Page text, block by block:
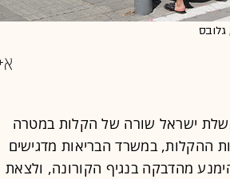
גלובס
ישראל שורה של הקלות במטרה
ההקלות, במשרד הבריאות מדגישים
מהדבקה בנגיף הקורונה, ולצאת